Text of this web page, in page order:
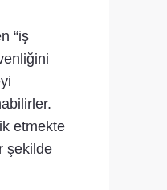
“iş
etmekte
şekilde